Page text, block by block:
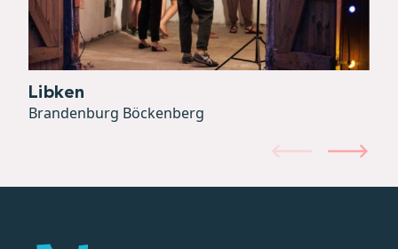
Libken
Brandenburg Böckenberg